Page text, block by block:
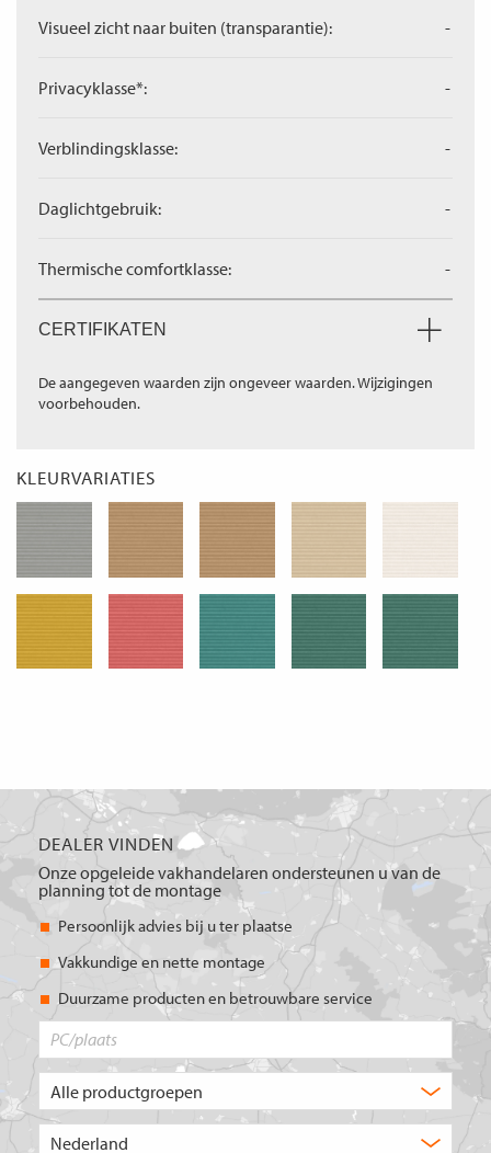
Visueel zicht naar buiten (transparantie): -
Privacyklasse*: -
Verblindingsklasse: -
Daglichtgebruik: -
Thermische comfortklasse: -
CERTIFIKATEN
De aangegeven waarden zijn ongeveer waarden. Wijzigingen
voorbehouden.
KLEURVARIATIES
DEALER VINDEN
Onze opgeleide vakhandelaren ondersteunen u van de
planning tot de montage
Persoonlijk advies bij u ter plaatse
Vakkundige en nette montage
Duurzame producten en betrouwbare service
product